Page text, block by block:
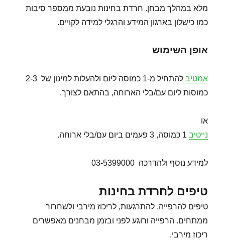
מלא במהלך מבחן. חרדת בחינות נובעת ממספר סיבות
כמו כישלון בארגון המידע והרגלי למידה לקויים.
אופן השימוש
אמטיב
להתחיל מ-1 כמוסה ליום ולהעלות למינון של 2-3
כמוסות ליום עם/בלי הארוחה, בהתאם לצורך.
או
נייטיב
למידע נוסף ולהדרכה 03-5399000
טיפים לחרדת בחינות
טיפים להרפייה, להתרגעות, לריכוז מירבי ולשחרור
ממתחים. הרפייה ורוגע לפני ובזמן מבחנים מאפשרים
ריכוז מירבי.